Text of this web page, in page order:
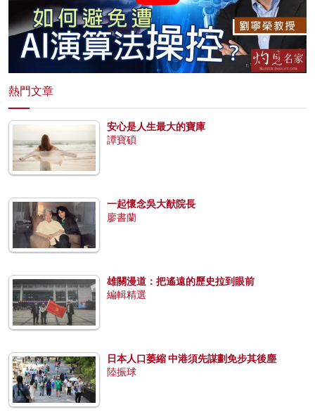
熱門文章
安心是人生最大的寶庫
譚寶碩
一起懷念吳大猷院長
廖書蘭
雄關漫道：把遙遠的歷史拉到眼前
編輯精選
日本人口萎縮 中港須先謀劃免步其後塵
陸振球